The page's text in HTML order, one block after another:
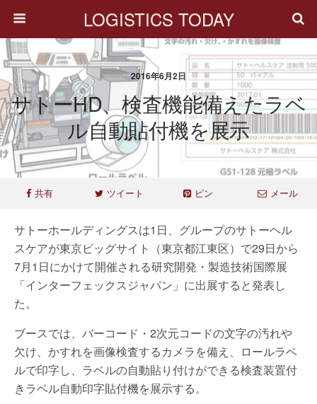
LOGISTICS TODAY
2016年6月2日
サトーHD、検査機能備えたラベ
ル自動貼付機を展示
共有 ツイート ピン メール
サトーホールディングスは1日、グループのサトーヘル
スケアが東京ビッグサイト（東京都江東区）で29日から
7月1日にかけて開催される研究開発・製造技術国際展
「インターフェックスジャパン」に出展すると発表し
た。
ブースでは、バーコード・2次元コードの文字の汚れや
欠け、かすれを画像検査するカメラを備え、ロールラベ
ルで印字し、ラベルの自動貼り付けができる検査装置付
きラベル自動印字貼付機を展示する。